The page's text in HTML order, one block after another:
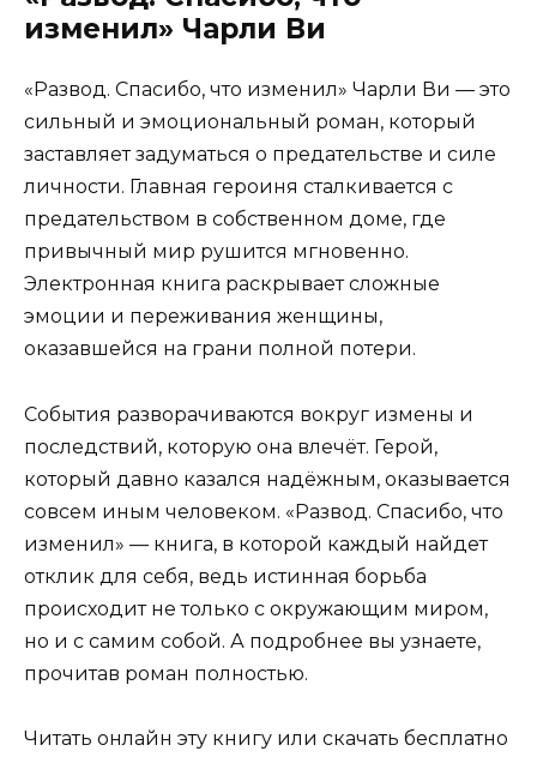
изменил» Чарли Ви
«Развод. Спасибо, что изменил» Чарли Ви — это
сильный и эмоциональный роман, который
заставляет задуматься о предательстве и силе
личности. Главная героиня сталкивается с
предательством в собственном доме, где
привычный мир рушится мгновенно.
Электронная книга раскрывает сложные
эмоции и переживания женщины,
оказавшейся на грани полной потери.
События разворачиваются вокруг измены и
последствий, которую она влечёт. Герой,
который давно казался надёжным, оказывается
совсем иным человеком. «Развод. Спасибо, что
изменил» — книга, в которой каждый найдет
отклик для себя, ведь истинная борьба
происходит не только с окружающим миром,
но и с самим собой. А подробнее вы узнаете,
прочитав роман полностью.
Читать онлайн эту книгу или скачать бесплатно